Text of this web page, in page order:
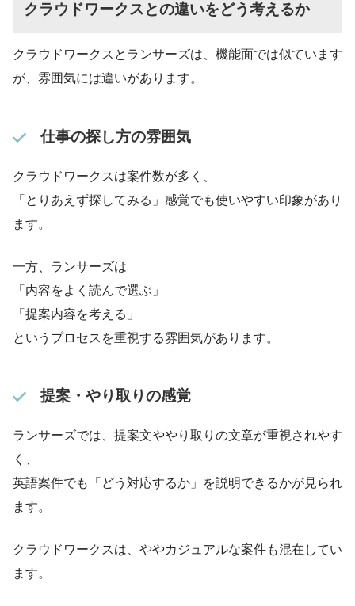
クラウドワークスとの違いをどう考えるか
クラウドワークスとランサーズは、機能面では似ています
が、雰囲気には違いがあります。
仕事の探し方の雰囲気
クラウドワークスは案件数が多く、
「とりあえず探してみる」感覚でも使いやすい印象があり
ます。
一方、ランサーズは
「内容をよく読んで選ぶ」
「提案内容を考える」
というプロセスを重視する雰囲気があります。
提案・やり取りの感覚
ランサーズでは、提案文ややり取りの文章が重視されやす
く、
英語案件でも「どう対応するか」を説明できるかが見られ
ます。
クラウドワークスは、ややカジュアルな案件も混在してい
ます。